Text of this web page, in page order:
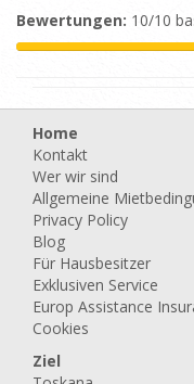
Bewertungen: 10/10
Home
Kontakt
Wer wir sind
Allgemeine
Privacy Policy
Blog
Für Hausbesitzer
Exklusiven Service
Europ Assistance
Cookies
Ziel